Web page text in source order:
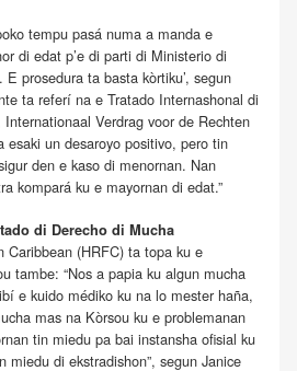
tempu pasá numa a manda e
di edat p’e di parti di Ministerio di
prosedura ta basta kòrtiku’, segun
ta referí na e Tratado Internashonal di
Verdrag voor de Rechten
esaki un desaroyo positivo, pero tin
den e kaso di menornan. Nan
kompará ku e mayornan di edat.”
di Derecho di Mucha
Caribbean (HRFC) ta topa ku e
tambe: “Nos a papia ku algun mucha
e kuido médiko ku na lo mester haña,
mas na Kòrsou ku e problemanan
tin miedu pa bai instansha ofisial ku
miedu di ekstradishon”, segun Janice